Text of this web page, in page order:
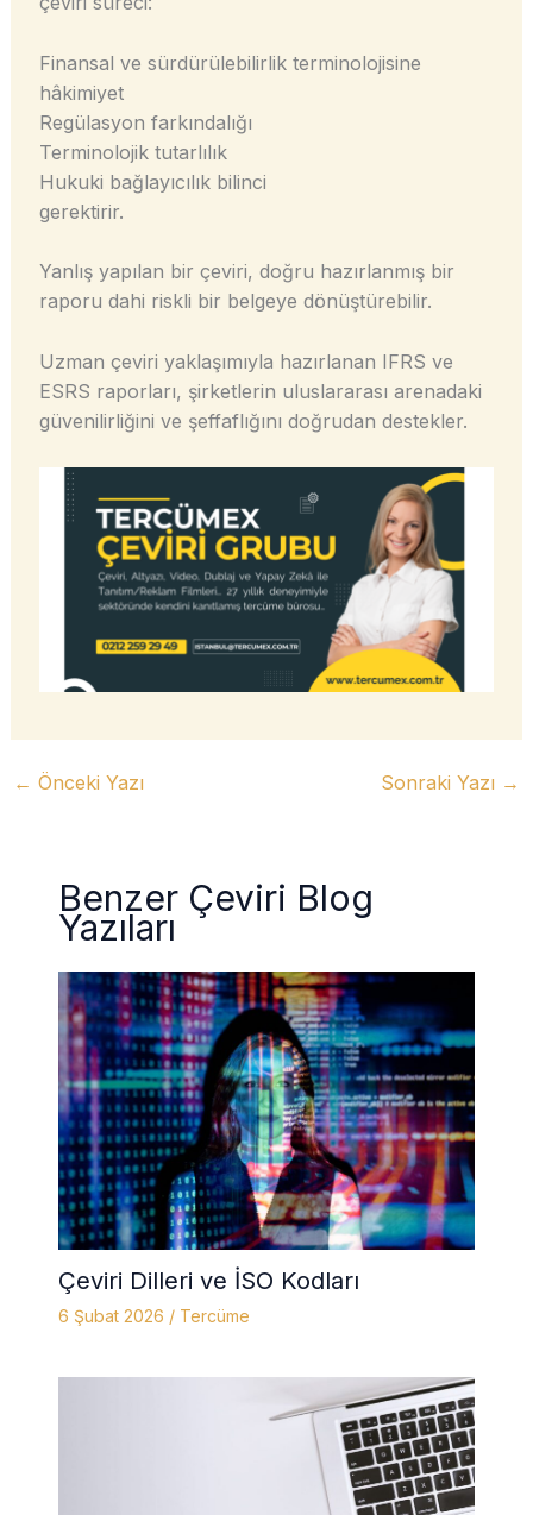
Finansal ve sürdürülebilirlik terminolojisine
hâkimiyet
Regülasyon farkındalığı
Terminolojik tutarlılık
Hukuki bağlayıcılık bilinci
gerektirir.
Yanlış yapılan bir çeviri, doğru hazırlanmış bir
raporu dahi riskli bir belgeye dönüştürebilir.
Uzman çeviri yaklaşımıyla hazırlanan IFRS ve
ESRS raporları, şirketlerin uluslararası arenadaki
güvenilirliğini ve şeffaflığını doğrudan destekler.
← Önceki Yazı Sonraki Yazı →
Benzer Çeviri Blog
Yazıları
Çeviri Dilleri ve İSO Kodları
6 Şubat 2026 / Tercüme